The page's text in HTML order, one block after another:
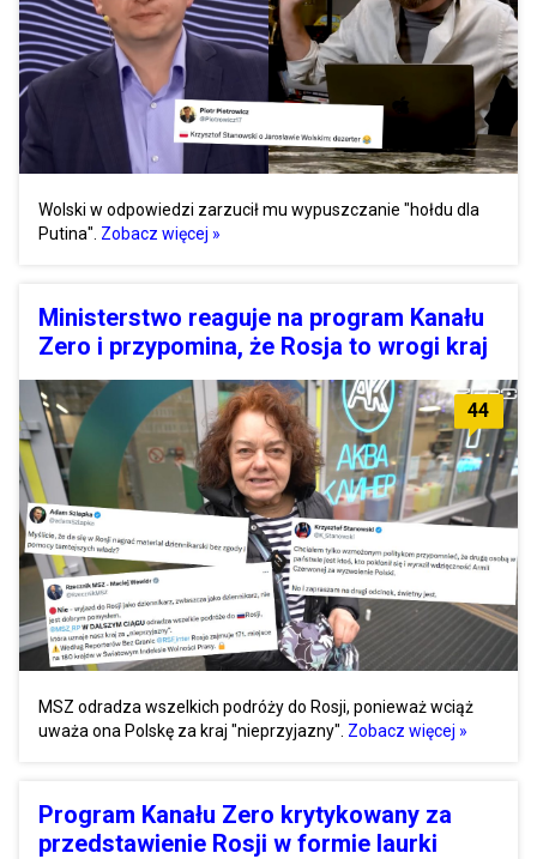
Wolski w odpowiedzi zarzucił mu wypuszczanie "hołdu dla
Putina". Zobacz więcej »
Ministerstwo reaguje na program Kanału
Zero i przypomina, że Rosja to wrogi kraj
44
MSZ odradza wszelkich podróży do Rosji, ponieważ wciąż
uważa ona Polskę za kraj "nieprzyjazny". Zobacz więcej »
Program Kanału Zero krytykowany za
przedstawienie Rosji w formie laurki